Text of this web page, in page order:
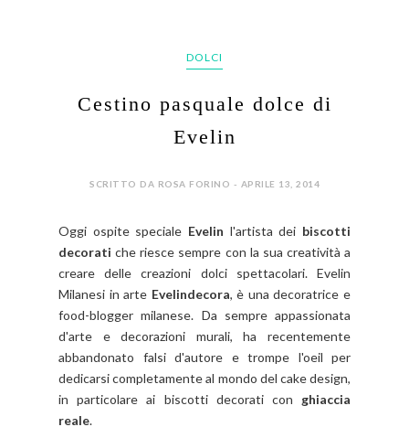
DOLCI
Cestino pasquale dolce di
Evelin
SCRITTO DA ROSA FORINO - APRILE 13, 2014
Oggi ospite speciale Evelin l'artista dei biscotti
decorati che riesce sempre con la sua creatività a
creare delle creazioni dolci spettacolari. Evelin
Milanesi in arte Evelindecora, è una decoratrice e
food-blogger milanese. Da sempre appassionata
d'arte e decorazioni murali, ha recentemente
abbandonato falsi d'autore e trompe l'oeil per
dedicarsi completamente al mondo del cake design,
in particolare ai biscotti decorati con ghiaccia
reale.